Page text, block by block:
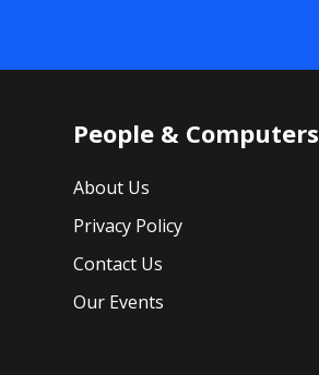
People & Computers
About Us
Privacy Policy
Contact Us
Our Events